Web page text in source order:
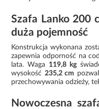
Szafa Lanko 200
duża pojemność
Konstrukcja wykonana
zapewnia odporność na
lata. Waga 119,8 kg
wysokość 235,2 cm
przechowywania odzieży,
Nowoczesna